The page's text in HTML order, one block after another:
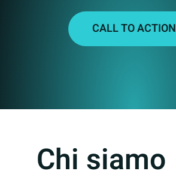
CALL TO ACTION
Chi siamo